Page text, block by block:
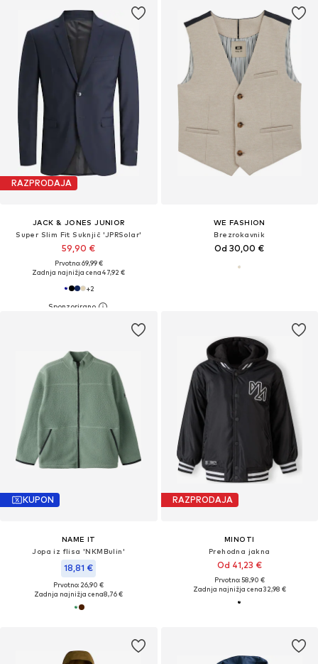
RAZPRODAJA
JACK & JONES JUNIOR
Super Slim Fit Suknjič 'JPRSolar'
59,90 €
Prvotno: 69,99 €
Zadnja najnižja cena47,92 €
+2
WE FASHION
Brezrokavnik
Od 30,00 €
KUPON
NAME IT
Jopa iz flisa 'NKMBulin'
18,81 €
Prvotno: 26,90 €
Zadnja najnižja cena8,76 €
RAZPRODAJA
MINOTI
Prehodna jakna
Od 41,23 €
Prvotno: 58,90 €
Zadnja najnižja cena32,98 €